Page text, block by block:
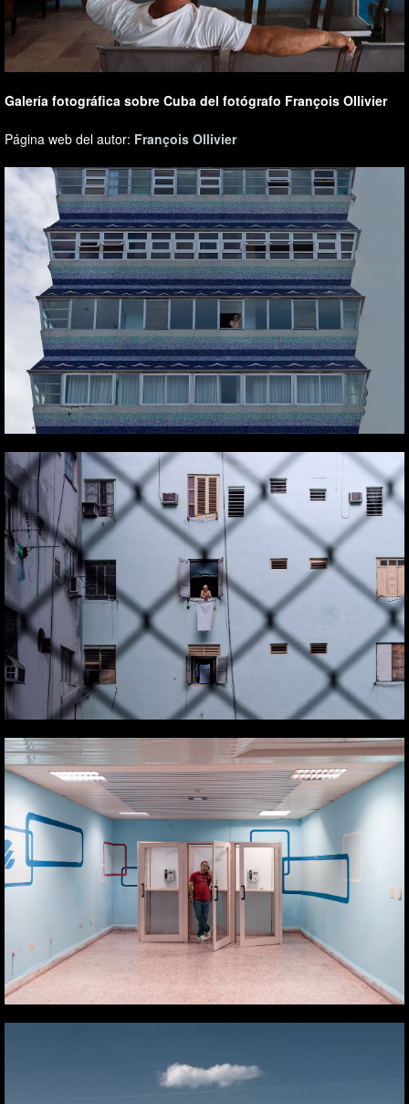
Galería fotográfica sobre Cuba del fotógrafo François Ollivier
Página web del autor: François Ollivier